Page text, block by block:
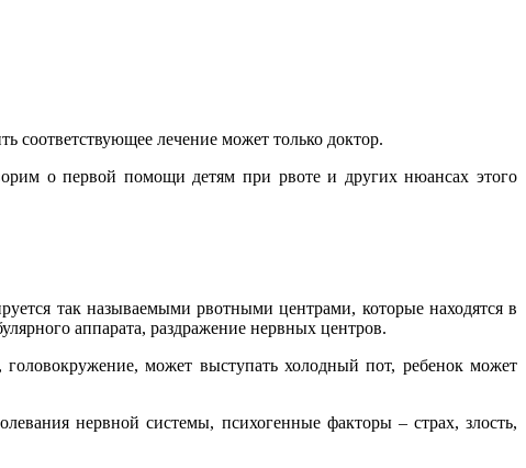
соответствующее лечение может только доктор.
о первой помощи детям при рвоте и других нюансах этого
так называемыми рвотными центрами, которые находятся в
аппарата, раздражение нервных центров.
может выступать холодный пот, ребенок может
нервной системы, психогенные факторы – страх, злость,